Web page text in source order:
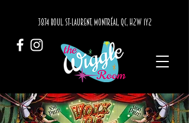
3874 BOUL. ST-LAURENT, MONTRÉAL, QC, H2W 1Y2